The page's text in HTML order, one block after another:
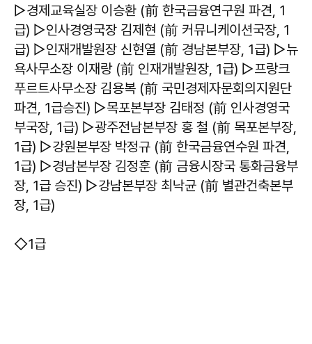
▷경제교육실장 이승환 (前 한국금융연구원 파견, 1
급) ▷인사경영국장 김제현 (前 커뮤니케이션국장, 1
급) ▷인재개발원장 신현열 (前 경남본부장, 1급) ▷뉴
욕사무소장 이재랑 (前 인재개발원장, 1급) ▷프랑크
푸르트사무소장 김용복 (前 국민경제자문회의지원단
파견, 1급승진) ▷목포본부장 김태정 (前 인사경영국
부국장, 1급) ▷광주전남본부장 홍 철 (前 목포본부장,
1급) ▷강원본부장 박정규 (前 한국금융연수원 파견,
1급) ▷경남본부장 김정훈 (前 금융시장국 통화금융부
장, 1급 승진) ▷강남본부장 최낙균 (前 별관건축본부
장, 1급)
◇1급